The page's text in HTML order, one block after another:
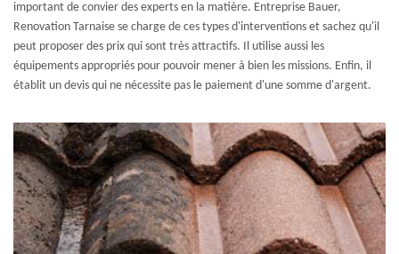
important de convier des experts en la matière. Entreprise Bauer,
Renovation Tarnaise se charge de ces types d'interventions et sachez qu'il
peut proposer des prix qui sont très attractifs. Il utilise aussi les
équipements appropriés pour pouvoir mener à bien les missions. Enfin, il
établit un devis qui ne nécessite pas le paiement d'une somme d'argent.